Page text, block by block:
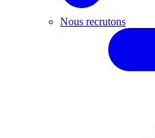
Nous recrutons